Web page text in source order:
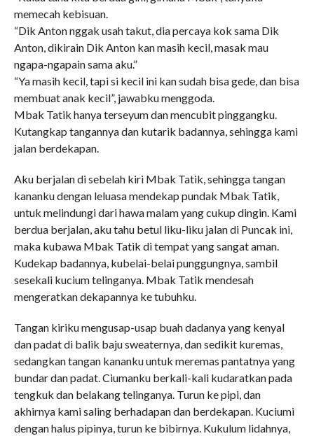
memecah kebisuan.
“Dik Anton nggak usah takut, dia percaya kok sama Dik
Anton, dikirain Dik Anton kan masih kecil, masak mau
ngapa-ngapain sama aku.”
“Ya masih kecil, tapi si kecil ini kan sudah bisa gede, dan bisa
membuat anak kecil”, jawabku menggoda.
Mbak Tatik hanya terseyum dan mencubit pinggangku.
Kutangkap tangannya dan kutarik badannya, sehingga kami
jalan berdekapan.
Aku berjalan di sebelah kiri Mbak Tatik, sehingga tangan
kananku dengan leluasa mendekap pundak Mbak Tatik,
untuk melindungi dari hawa malam yang cukup dingin. Kami
berdua berjalan, aku tahu betul liku-liku jalan di Puncak ini,
maka kubawa Mbak Tatik di tempat yang sangat aman.
Kudekap badannya, kubelai-belai punggungnya, sambil
sesekali kucium telinganya. Mbak Tatik mendesah
mengeratkan dekapannya ke tubuhku.
Tangan kiriku mengusap-usap buah dadanya yang kenyal
dan padat di balik baju sweaternya, dan sedikit kuremas,
sedangkan tangan kananku untuk meremas pantatnya yang
bundar dan padat. Ciumanku berkali-kali kudaratkan pada
tengkuk dan belakang telinganya. Turun ke pipi, dan
akhirnya kami saling berhadapan dan berdekapan. Kuciumi
dengan halus pipinya, turun ke bibirnya. Kukulum lidahnya,